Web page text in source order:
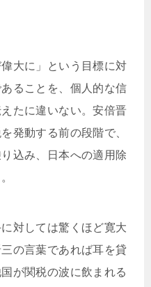
大に」という目標に対
ることを、個人的な信
たに違いない。安倍晋
発動する前の段階で、
込み、日本への適用除
対しては驚くほど寛大
の言葉であれば耳を貸
が関税の波に飲まれる